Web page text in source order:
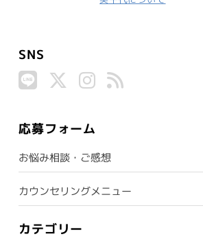
SNS
応募フォーム
お悩み相談・ご感想
カウンセリングメニュー
カテゴリー